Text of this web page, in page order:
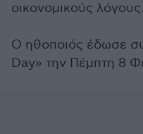
οικονομικούς λόγους.
Ο ηθοποιός έδωσε
Day» την Πέμπτη 8